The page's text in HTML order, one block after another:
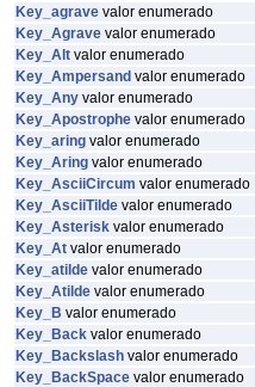
Key_agrave valor enumerado
Key_Agrave valor enumerado
Key_Alt valor enumerado
Key_Ampersand valor enumerado
Key_Any valor enumerado
Key_Apostrophe valor enumerado
Key_aring valor enumerado
Key_Aring valor enumerado
Key_AsciiCircum valor enumerado
Key_AsciiTilde valor enumerado
Key_Asterisk valor enumerado
Key_At valor enumerado
Key_atilde valor enumerado
Key_Atilde valor enumerado
Key_B valor enumerado
Key_Back valor enumerado
Key_Backslash valor enumerado
Key_BackSpace valor enumerado